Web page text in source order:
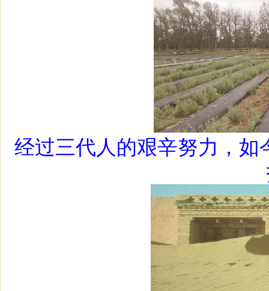
经过三代人的艰辛努力，